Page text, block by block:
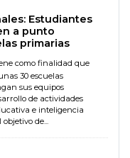
Estudiantes
a punto
primarias
como finalidad que
30 escuelas
sus equipos
de actividades
e inteligencia
de...